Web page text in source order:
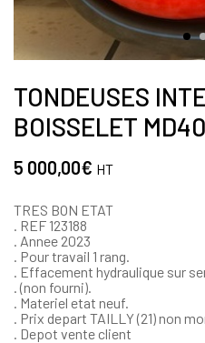
TONDEUSES
BOISSELET
5 000,00€ HT
TRES BON ETAT
. REF 123188
. Annee 2023
. Pour travail 1 rang.
. Effacement hydraulique sur
. (non fourni).
. Materiel etat neuf.
. Prix depart TAILLY (21) non
. Depot vente client